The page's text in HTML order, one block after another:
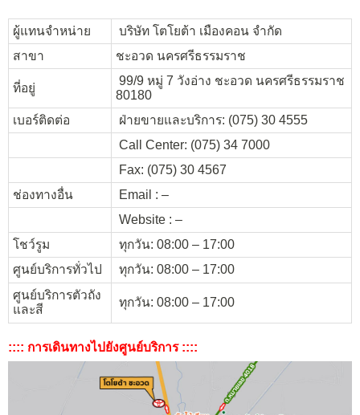
ผู้แทนจำหน่าย
บริษัท โตโยต้า เมืองคอน จำกัด
สาขา
ชะอวด นครศรีธรรมราช
ที่อยู่
99/9 หมู่ 7 วังอ่าง ชะอวด นครศรีธรรมราช
80180
เบอร์ติดต่อ
ฝ่ายขายและบริการ: (075) 30 4555
Call Center: (075) 34 7000
Fax: (075) 30 4567
ช่องทางอื่น
Email : –
Website : –
โชว์รูม
ทุกวัน: 08:00 – 17:00
ศูนย์บริการทั่วไป
ทุกวัน: 08:00 – 17:00
ศูนย์บริการตัวถัง
และสี
ทุกวัน: 08:00 – 17:00
:::: การเดินทางไปยังศูนย์บริการ ::::